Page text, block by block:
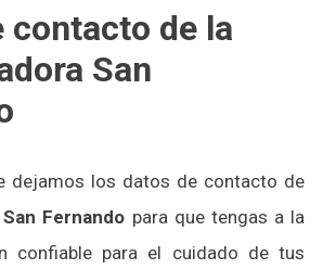
contacto de la
San
dejamos los datos de contacto de
Fernando para que tengas a la
confiable para el cuidado de tus